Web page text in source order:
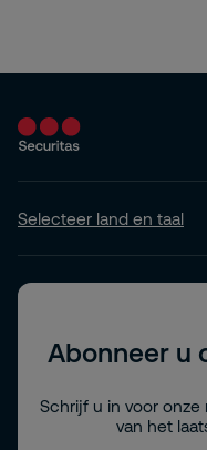
Selecteer land en taal
Abonneer u
Schrijf u in voor
van het